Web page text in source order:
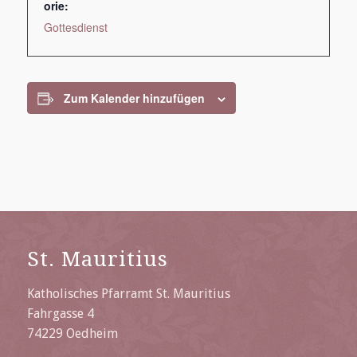
orie:
Gottesdienst
Zum Kalender hinzufügen
St. Mauritius
Katholisches Pfarramt St. Mauritius
Fahrgasse 4
74229 Oedheim